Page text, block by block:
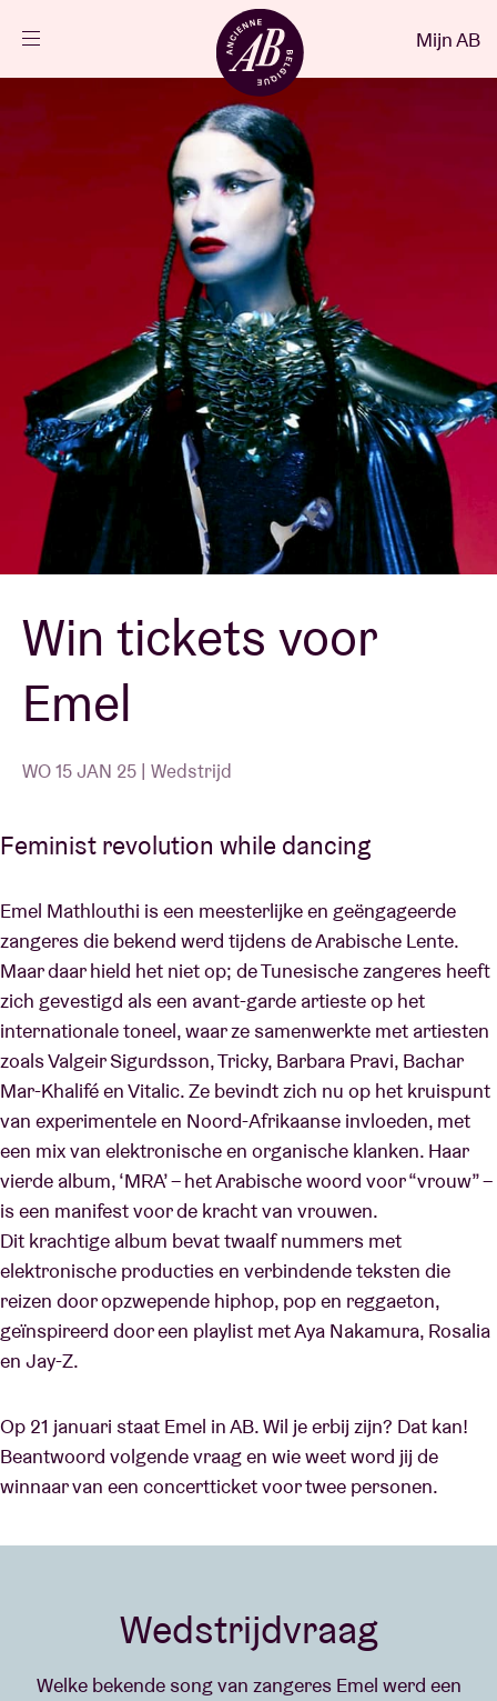
Projecten
Bezoekersinfo
AB ❤ you
Zaalhuur
BRDCST
ABtv
Concertcheque
Over AB
Contact
Mijn AB
Win tickets voor
Emel
WO 15 JAN 25 | Wedstrijd
Feminist revolution while dancing
Emel Mathlouthi is een meesterlijke en geëngageerde
zangeres die bekend werd tijdens de Arabische Lente.
Maar daar hield het niet op; de Tunesische zangeres heeft
zich gevestigd als een avant-garde artieste op het
internationale toneel, waar ze samenwerkte met artiesten
zoals Valgeir Sigurdsson, Tricky, Barbara Pravi, Bachar
Mar-Khalifé en Vitalic. Ze bevindt zich nu op het kruispunt
van experimentele en Noord-Afrikaanse invloeden, met
een mix van elektronische en organische klanken. Haar
vierde album, ‘MRA’ – het Arabische woord voor “vrouw” –
is een manifest voor de kracht van vrouwen.
Dit krachtige album bevat twaalf nummers met
elektronische producties en verbindende teksten die
reizen door opzwepende hiphop, pop en reggaeton,
geïnspireerd door een playlist met Aya Nakamura, Rosalia
en Jay-Z.
Op 21 januari staat Emel in AB. Wil je erbij zijn? Dat kan!
Beantwoord volgende vraag en wie weet word jij de
winnaar van een concertticket voor twee personen.
Wedstrijdvraag
Welke bekende song van zangeres Emel werd een